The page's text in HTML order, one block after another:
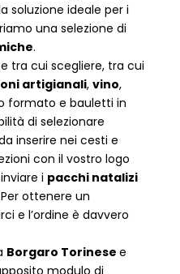
soluzione ideale per i
una selezione di
.
tra cui scegliere, tra cui
artigianali, vino,
formato e bauletti in
di selezionare
inserire nei cesti e
con il vostro logo
i pacchi natalizi
ottenere un
e l’ordine è davvero
Borgaro Torinese e
modulo di